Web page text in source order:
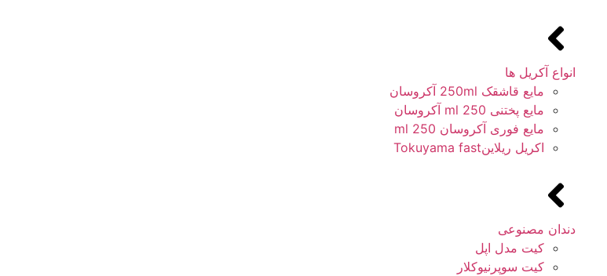
انواع آکریل ها
مایع قاشقک 250ml آکروسان
مایع پختنی 250 ml آکروسان
مایع فوری آکروسان 250 ml
اکریل ریلاینTokuyama fast
دندان مصنوعی
کیت مدل اپل
کیت سوپرنیوکلار